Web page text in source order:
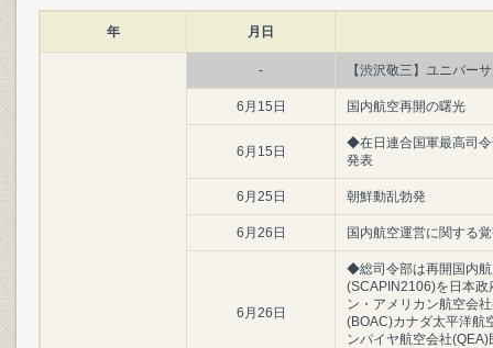
年 月日
- 【渋沢敬三】ユニバー
6月15日 国内航空再開の曙光
6月15日
◆在日連合国軍最高司
発表
6月25日 朝鮮動乱勃発
6月26日 国内航空運営に関する
6月26日
◆総司令部は再開国内
(SCAPIN2106)を日本
ン・アメリカン航空会
(BOAC)カナダ太平洋航
ンパイヤ航空会社